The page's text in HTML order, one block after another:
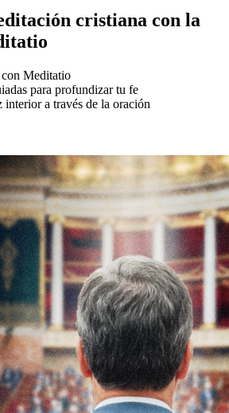
cristiana con la
Meditatio
para profundizar tu fe
interior a través de la oración